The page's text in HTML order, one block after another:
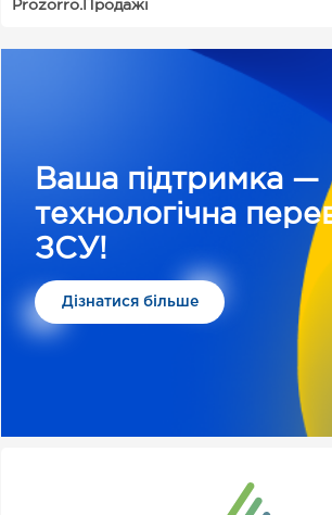
Prozorro.Продажі
Ваша підтримка —
технологічна
ЗСУ!
Дізнатися більше